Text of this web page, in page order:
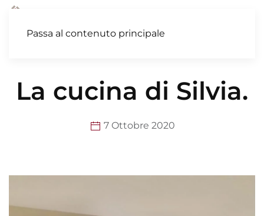
Passa al contenuto principale
La cucina di Silvia.
7 Ottobre 2020